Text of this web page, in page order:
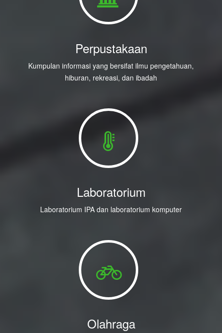
Perpustakaan
Kumpulan informasi yang bersifat ilmu pengetahuan,
hiburan, rekreasi, dan ibadah
Laboratorium
Laboratorium IPA dan laboratorium komputer
Olahraga